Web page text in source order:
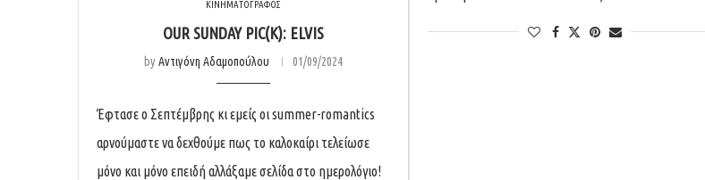
ΚΙΝΗΜΑΤΟΓΡΑΦΟΣ
OUR SUNDAY PIC(K): ELVIS
byΑντιγόνη Αδαμοπούλου 01/09/2024
Έφτασε ο Σεπτέμβρης κι εμείς οι summer-romantics
αρνούμαστε να δεχθούμε πως το καλοκαίρι τελείωσε
μόνο και μόνο επειδή αλλάξαμε σελίδα στο ημερολόγιο!